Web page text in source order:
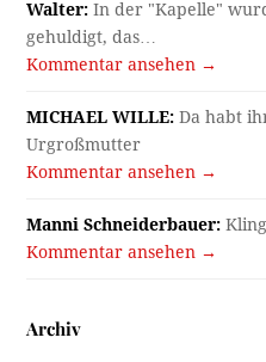
Walter: In der "Kapelle"
gehuldigt, das…
Kommentar ansehen →
MICHAEL WILLE: Da habt
Urgroßmutter
Kommentar ansehen →
Manni Schneiderbauer:
Kommentar ansehen →
Archiv